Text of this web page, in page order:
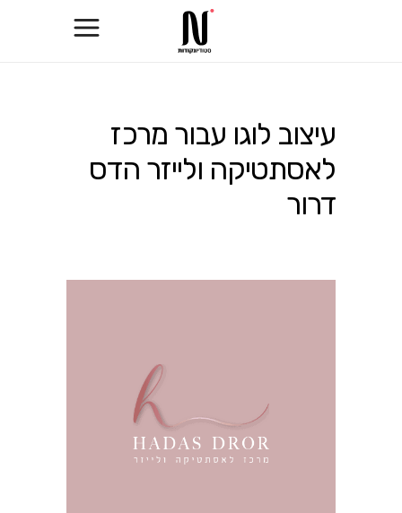
עיצוב לוגו עבור מרכז
לאסתטיקה ולייזר הדס
דרור